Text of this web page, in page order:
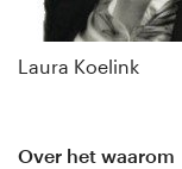
Laura Koelink
Over het waarom